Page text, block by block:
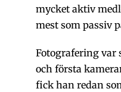
mycket aktiv
mest som passiv
Fotografering var
och första
fick han redan